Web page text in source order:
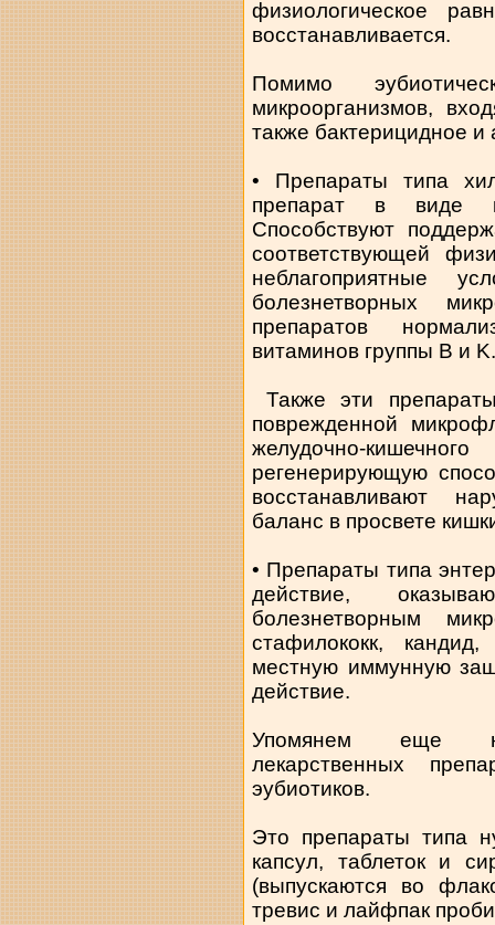
физиологическое
восстанавливается.
Помимо
микроорганизмов,
также бактерицидное
• Препараты типа
препарат в виде
Способствуют
соответствующей
неблагоприятные
болезнетворных
препаратов
витаминов группы В и K.
Также эти
поврежденной
желудочно-
регенерирующую
восстанавливают
баланс в просвете
• Препараты типа
действие,
болезнетворным
стафилококк,
местную иммунную
действие.
Упомянем еще
лекарственных
эубиотиков.
Это препараты типа
капсул, таблеток и
(выпускаются во
тревис и лайфпак